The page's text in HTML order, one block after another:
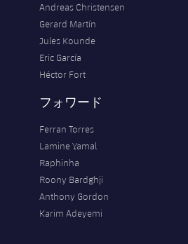
Andreas Christensen
Gerard Martín
Jules Kounde
Eric García
Héctor Fort
フォワード
Ferran Torres
Lamine Yamal
Raphinha
Roony Bardghji
Anthony Gordon
Karim Adeyemi